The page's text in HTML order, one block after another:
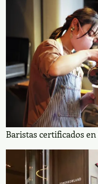
Baristas certificados